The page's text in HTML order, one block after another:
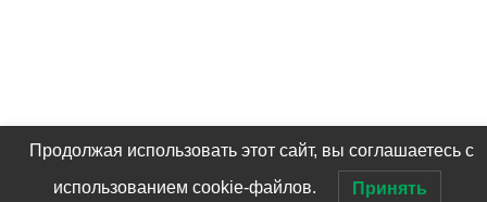
Продолжая использовать этот сайт, вы соглашаетесь с
использованием cookie-файлов. Принять